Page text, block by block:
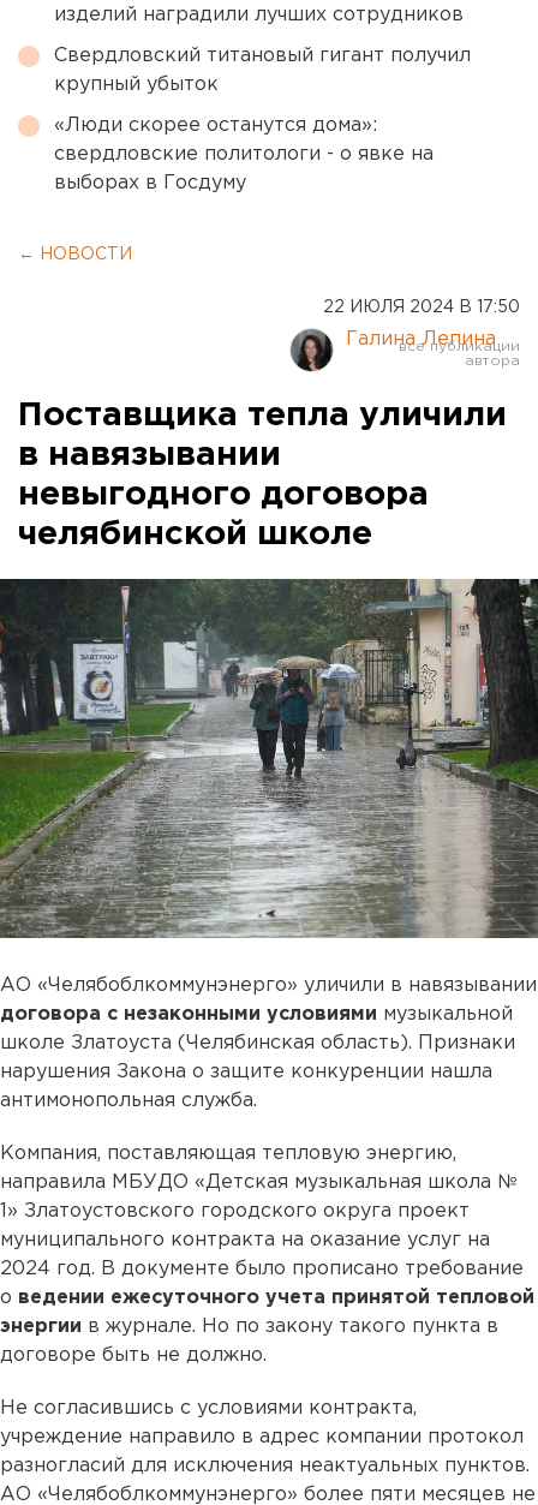
изделий наградили лучших сотрудников
Свердловский титановый гигант получил
крупный убыток
«Люди скорее останутся дома»:
свердловские политологи - о явке на
выборах в Госдуму
← НОВОСТИ
22 ИЮЛЯ 2024 В 17:50
Галина Лепина
Поставщика тепла уличили
в навязывании
невыгодного договора
челябинской школе
АО «Челябоблкоммунэнерго» уличили в навязывании
договора с незаконными условиями музыкальной
школе Златоуста (Челябинская область). Признаки
нарушения Закона о защите конкуренции нашла
антимонопольная служба.
Компания, поставляющая тепловую энергию,
направила МБУДО «Детская музыкальная школа №
1» Златоустовского городского округа проект
муниципального контракта на оказание услуг на
2024 год. В документе было прописано требование
о ведении ежесуточного учета принятой тепловой
энергии в журнале. Но по закону такого пункта в
договоре быть не должно.
Не согласившись с условиями контракта,
учреждение направило в адрес компании протокол
разногласий для исключения неактуальных пунктов.
АО «Челябоблкоммунэнерго» более пяти месяцев не